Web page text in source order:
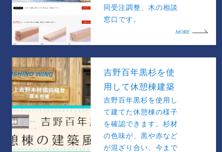
同受注調整、木の相談
窓口です。
MORE
吉野百年黒杉を使
用して休憩棟建築
吉野百年黒杉を使用し
て建てた休憩棟の様子
を確認できます。杉材
の色味が、黒や赤など
が混ざり合い、今まで